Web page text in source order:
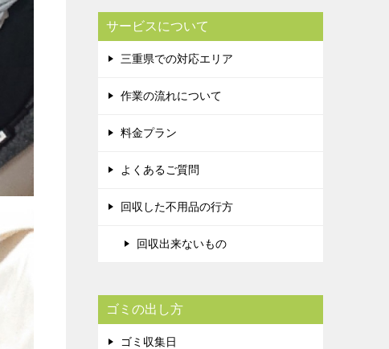
サービスについて
三重県での対応エリア
作業の流れについて
料金プラン
よくあるご質問
回収した不用品の行方
回収出来ないもの
ゴミの出し方
ゴミ収集日